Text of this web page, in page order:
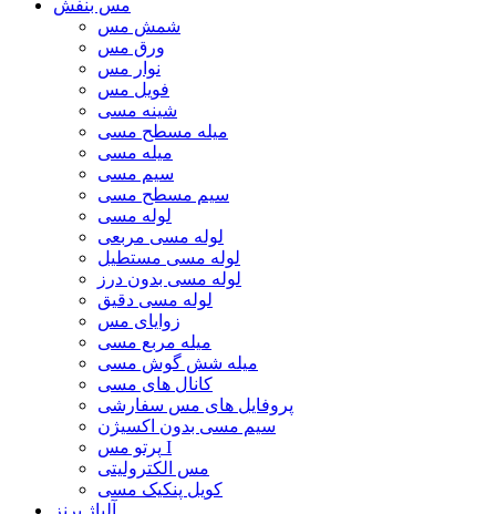
مس بنفش
شمش مس
ورق مس
نوار مس
فویل مس
شینه مسی
میله مسطح مسی
میله مسی
سیم مسی
سیم مسطح مسی
لوله مسی
لوله مسی مربعی
لوله مسی مستطیل
لوله مسی بدون درز
لوله مسی دقیق
زوایای مس
میله مربع مسی
میله شش گوش مسی
کانال های مسی
پروفایل های مس سفارشی
سیم مسی بدون اکسیژن
پرتو مس I
مس الکترولیتی
کویل پنکیک مسی
آلیاژ برنز